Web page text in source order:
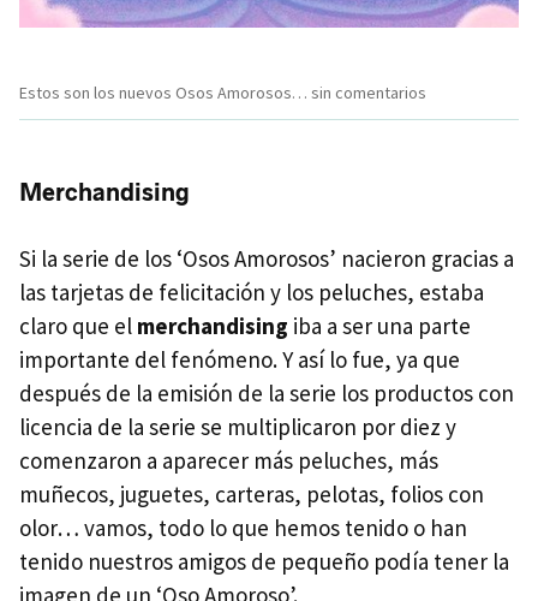
Estos son los nuevos Osos Amorosos… sin comentarios
Merchandising
Si la serie de los ‘Osos Amorosos’ nacieron gracias a
las tarjetas de felicitación y los peluches, estaba
claro que el merchandising iba a ser una parte
importante del fenómeno. Y así lo fue, ya que
después de la emisión de la serie los productos con
licencia de la serie se multiplicaron por diez y
comenzaron a aparecer más peluches, más
muñecos, juguetes, carteras, pelotas, folios con
olor… vamos, todo lo que hemos tenido o han
tenido nuestros amigos de pequeño podía tener la